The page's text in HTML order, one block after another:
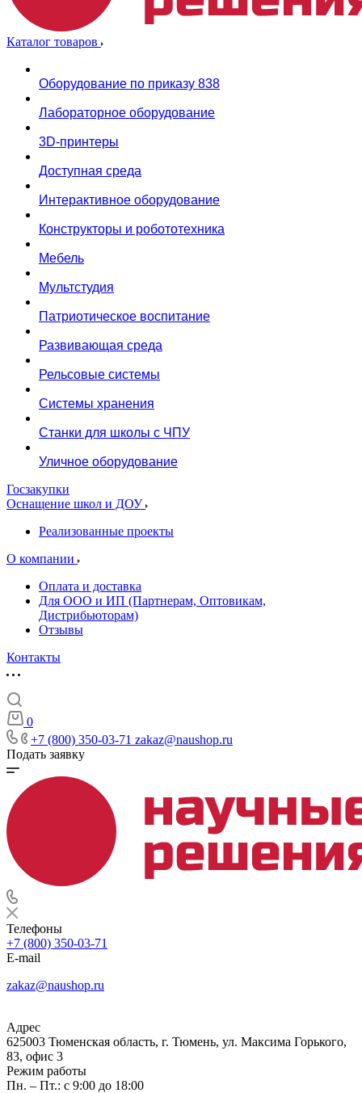
Каталог товаров
Оборудование по приказу 838
Лабораторное оборудование
3D-принтеры
Доступная среда
Интерактивное оборудование
Конструкторы и робототехника
Мебель
Мультстудия
Патриотическое воспитание
Развивающая среда
Рельсовые системы
Системы хранения
Станки для школы с ЧПУ
Уличное оборудование
Госзакупки
Оснащение школ и ДОУ
Реализованные проекты
О компании
Оплата и доставка
Для ООО и ИП (Партнерам, Оптовикам,
Дистрибьюторам)
Отзывы
Контакты
0
+7 (800) 350-03-71 zakaz@naushop.ru
Подать заявку
Телефоны
+7 (800) 350-03-71
E-mail
zakaz@naushop.ru
Адрес
625003 Тюменская область, г. Тюмень, ул. Максима Горького,
83, офис 3
Режим работы
Пн. – Пт.: с 9:00 до 18:00